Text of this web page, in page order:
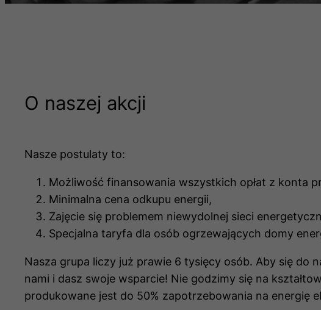
O naszej akcji
Nasze postulaty to:
Możliwość finansowania wszystkich opłat z konta
Minimalna cena odkupu energii,
Zajęcie się problemem niewydolnej sieci
Specjalna taryfa dla osób ogrzewających domy
Nasza grupa liczy już prawie 6 tysięcy osób. Aby się do
nami i dasz swoje wsparcie! Nie godzimy się na
produkowane jest do 50% zapotrzebowania na energię